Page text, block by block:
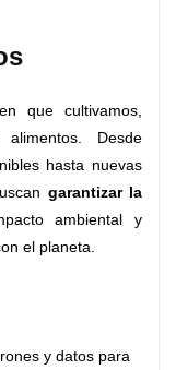
que cultivamos,
alimentos. Desde
hasta nuevas
garantizar la
ambiental y
el planeta.
y datos para